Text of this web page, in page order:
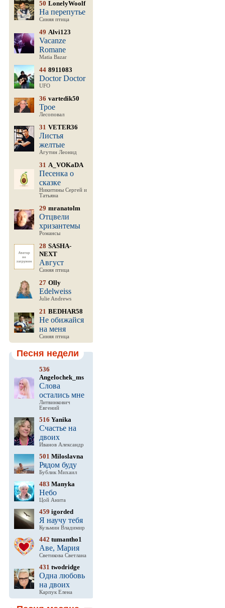
50 LonelyWoolf
На перепутье
Синяя птица
49 Alvi123
Vacanze
Romane
Matia Bazar
44 8911083
Doctor Doctor
UFO
36 vartedik50
Трое
Лесоповал
31 VETER36
Листья
желтые
Агутин Леонид
31 A_VOKaDA
Песенка о
сказке
Никитины Сергей и
Татьяна
29 mranatolm
Отцвели
хризантемы
Романсы
28 SASHA-
NEXT
Август
Синяя птица
27 Olly
Edelweiss
Julie Andrews
21 BEDHAR58
Не обижайся
на меня
Синяя птица
Песня недели
536
Angelochek_ms
Слова
остались мне
Литвинкович
Евгений
516 Yanika
Счастье на
двоих
Иванов Александр
501 Miloslavna
Рядом буду
Бублик Михаил
483 Manyka
Небо
Цой Анита
459 igorded
Я научу тебя
Кузьмин Владимир
442 tumantho1
Аве, Мария
Светикова Светлана
431 twodridge
Одна любовь
на двоих
Карпук Елена